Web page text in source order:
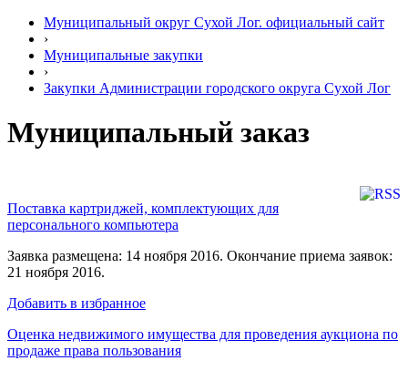
Муниципальный округ Сухой Лог. официальный сайт
›
Муниципальные закупки
›
Закупки Администрации городского округа Сухой Лог
Муниципальный заказ
Поставка картриджей, комплектующих для
персонального компьютера
Заявка размещена: 14 ноября 2016. Окончание приема заявок:
21 ноября 2016.
Добавить в избранное
Оценка недвижимого имущества для проведения аукциона по
продаже права пользования